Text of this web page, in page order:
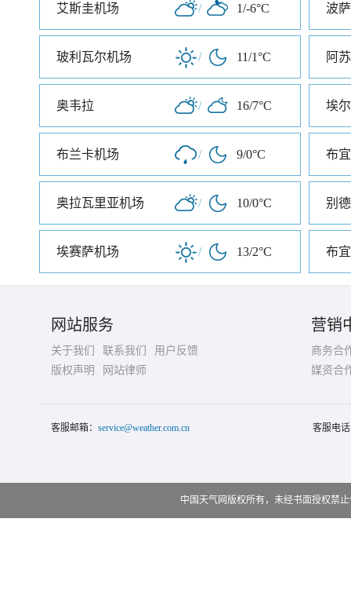
艾斯圭机场 / 1/-6°C 波
玻利瓦尔机场 / 11/1°C 阿
奥韦拉 / 16/7°C 埃
布兰卡机场 / 9/0°C
奥拉瓦里亚机场 / 10/0°C 别
埃赛萨机场 / 13/2°C 布
网站服务
关于我们 联系我们
用户反馈
版权声明
网站律师
营销
商务合
媒资合
客服邮箱： service@weather.com.cn 客服电
中国天气网版权所有，未经书面授权